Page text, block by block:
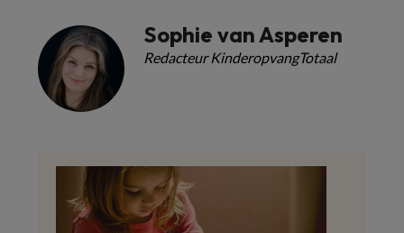
Sophie van Asperen
Redacteur KinderopvangTotaal